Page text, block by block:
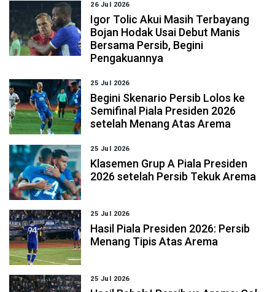
26 Jul 2026
Igor Tolic Akui Masih Terbayang
Bojan Hodak Usai Debut Manis
Bersama Persib, Begini
Pengakuannya
25 Jul 2026
Begini Skenario Persib Lolos ke
Semifinal Piala Presiden 2026
setelah Menang Atas Arema
25 Jul 2026
Klasemen Grup A Piala Presiden
2026 setelah Persib Tekuk Arema
25 Jul 2026
Hasil Piala Presiden 2026: Persib
Menang Tipis Atas Arema
25 Jul 2026